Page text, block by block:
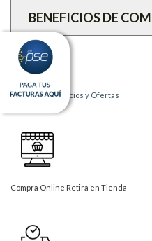
BENEFICIOS DE
Los Mejores Precios y Ofertas
Compra Online Retira en Tienda